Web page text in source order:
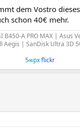
dem Vostro dieses
schon 40€ mehr.
B450-A PRO MAX | Asus
Aegis | SanDisk Ultra 3D
5∞px flickr